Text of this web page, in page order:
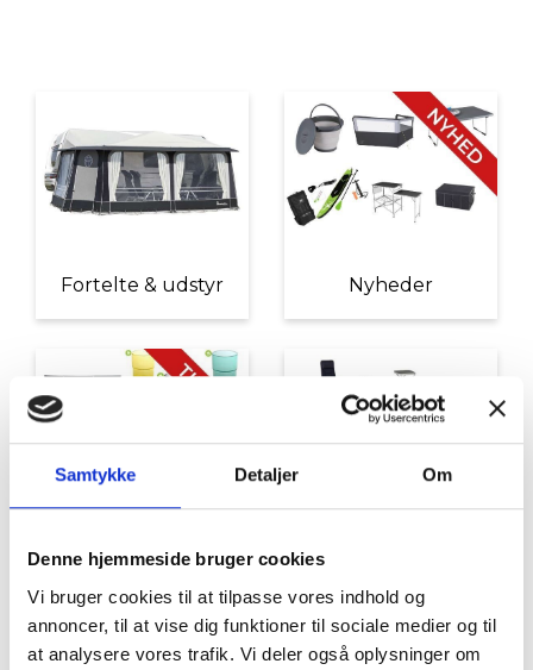
Samtykke Detaljer Om
Denne hjemmeside bruger cookies
Vi bruger cookies til at tilpasse vores indhold og
annoncer, til at vise dig funktioner til sociale medier og til
at analysere vores trafik. Vi deler også oplysninger om
Fortelte & udstyr Nyheder